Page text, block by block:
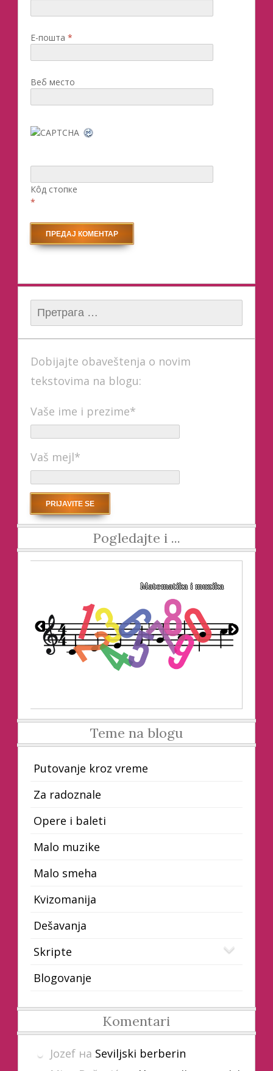
Е-пошта *
Веб место
Кôд стопке
*
Претрага за:
Dobijajte obaveštenja o novim
tekstovima na blogu:
Vaše ime i prezime*
Vaš mejl*
Pogledajte i ...
Matematika i muzika
Teme na blogu
Putovanje kroz vreme
Za radoznale
Opere i baleti
Malo muzike
Malo smeha
Kvizomanija
Dešavanja
Skripte
Blogovanje
Komentari
Jozefна Seviljski berberin